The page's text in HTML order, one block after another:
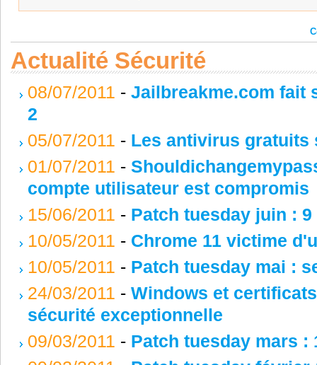
Actualité Sécurité
08/07/2011 - Jailbreakme.com fait
2
05/07/2011 - Les antivirus gratuits
01/07/2011 -
compte utilisateur est compromis
15/06/2011 - Patch tuesday juin :
10/05/2011 - Chrome 11 victime
10/05/2011 - Patch tuesday mai :
24/03/2011 - Windows et
sécurité exceptionnelle
09/03/2011 - Patch tuesday mars